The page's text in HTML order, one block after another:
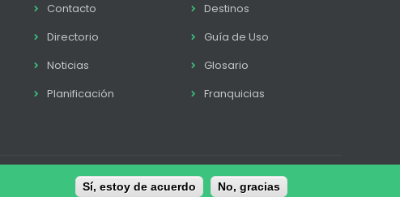
Contacto
Destinos
Directorio
Guía de Uso
Noticias
Glosario
Planificación
Franquicias
Política de Cookies Términos y condiciones
Sí, estoy de acuerdo No, gracias